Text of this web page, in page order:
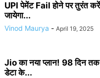
UPI पेमेंट Fail होने पर तुरंत करें
जायेगा...
Vinod Maurya - April 19, 2025
Jio का नया प्लान! 98 दिन तक
डेटा के...